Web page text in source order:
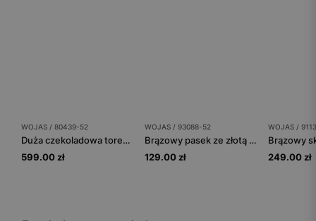
WOJAS / 80439-52
Duża czekoladowa torebka damska ze skóry licowej
599.00 zł
WOJAS / 93088-52
Brązowy pasek ze złotą klamrą
129.00 zł
WOJAS /
249.00 zł